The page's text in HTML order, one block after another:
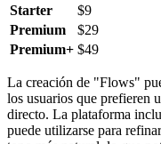
Starter
$9
Premium
$29
Premium+ $49
La creación de "Flows"
los usuarios que prefieren
directo. La plataforma
puede utilizarse para